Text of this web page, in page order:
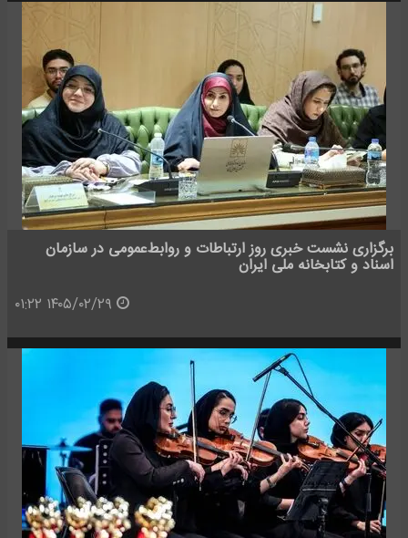
برگزاری نشست خبری روز ارتباطات و روابط‌عمومی در سازمان
اسناد و کتابخانه ملی ایران